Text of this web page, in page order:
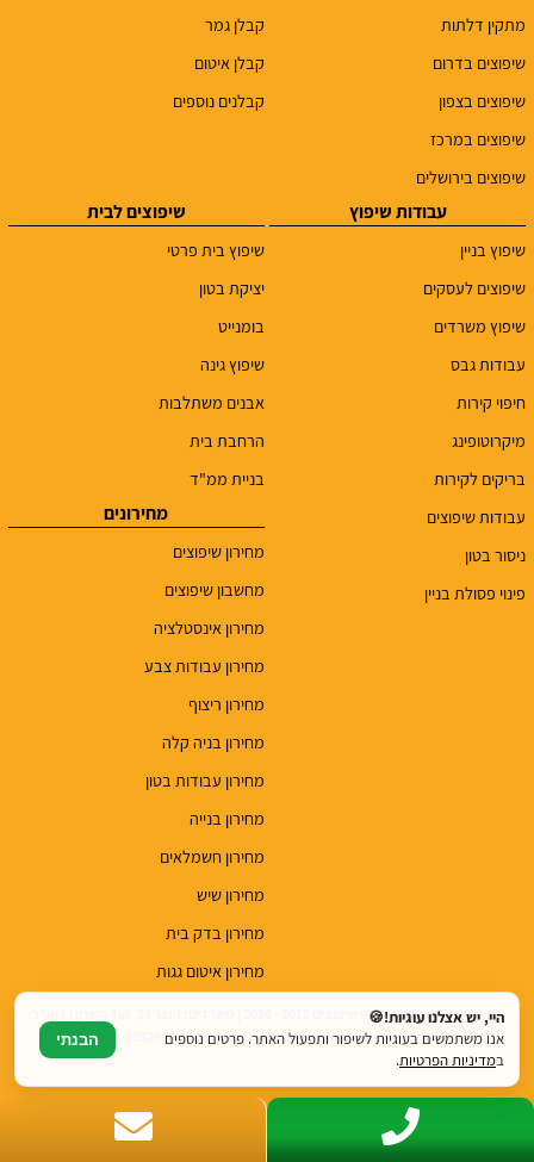
מתקין דלתות
שיפוצים בדרום
שיפוצים בצפון
שיפוצים במרכז
שיפוצים בירושלים
קבלן גמר
קבלן איטום
קבלנים נוספים
עבודות שיפוץ
שיפוץ בניין
שיפוצים לעסקים
שיפוץ משרדים
עבודות גבס
חיפוי קירות
מיקרוטופינג
בריקים לקירות
עבודות שיפוצים
ניסור בטון
פינוי פסולת בניין
שיפוצים לבית
שיפוץ בית פרטי
יציקת בטון
בומנייט
שיפוץ גינה
אבנים משתלבות
הרחבת בית
בניית ממ"ד
מחירונים
מחירון שיפוצים
מחשבון שיפוצים
מחירון אינסטלציה
מחירון עבודות צבע
מחירון ריצוף
מחירון בניה קלה
מחירון עבודות בטון
מחירון בנייה
מחירון חשמלאים
מחירון שיש
מחירון בדק בית
מחירון איטום גגות
top.renovations.co.il@gmail.com | טלפון: 077-6052900
היי, יש אצלנו עוגיות!🍪
אנו משתמשים בעוגיות לשיפור ותפעול האתר. פרטים נוספים
במדיניות הפרטיות.
הבנתי